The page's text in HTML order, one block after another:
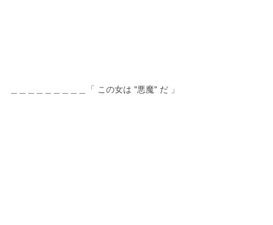
＿＿＿＿＿＿＿＿＿「 この女は "悪魔" だ 」